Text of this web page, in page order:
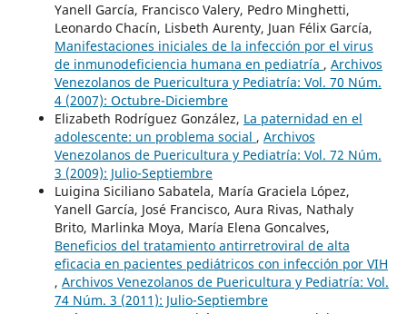
Yanell García, Francisco Valery, Pedro Minghetti,
Leonardo Chacín, Lisbeth Aurenty, Juan Félix García,
Manifestaciones iniciales de la infección por el virus
de inmunodeficiencia humana en pediatría , Archivos
Venezolanos de Puericultura y Pediatría: Vol. 70 Núm.
4 (2007): Octubre-Diciembre
Elizabeth Rodríguez González, La paternidad en el
adolescente: un problema social , Archivos
Venezolanos de Puericultura y Pediatría: Vol. 72 Núm.
3 (2009): Julio-Septiembre
Luigina Siciliano Sabatela, María Graciela López,
Yanell García, José Francisco, Aura Rivas, Nathaly
Brito, Marlinka Moya, María Elena Goncalves,
Beneficios del tratamiento antirretroviral de alta
eficacia en pacientes pediátricos con infección por VIH
, Archivos Venezolanos de Puericultura y Pediatría: Vol.
74 Núm. 3 (2011): Julio-Septiembre